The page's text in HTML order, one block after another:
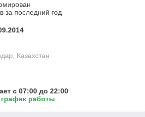
за последний год
Казахстан
с 07:00 до 22:00
график работы